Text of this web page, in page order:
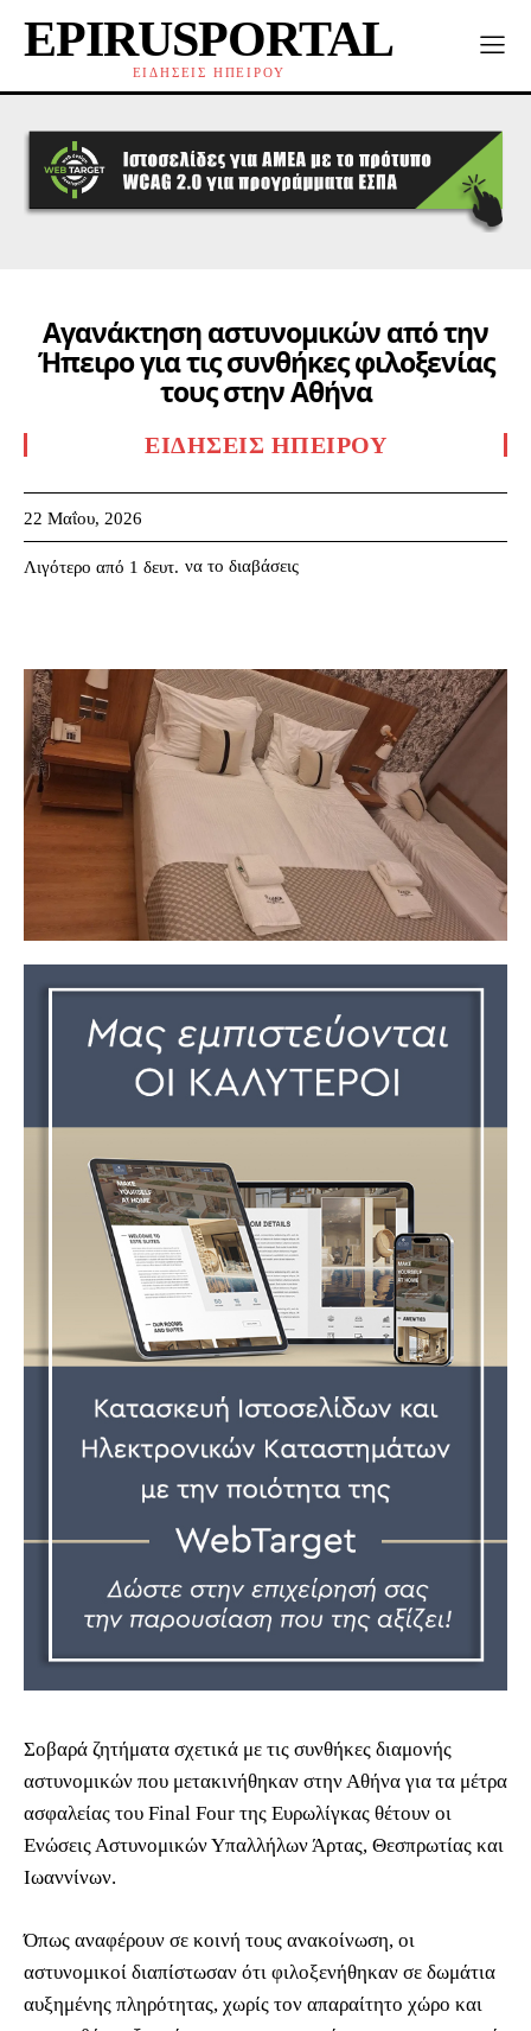
EPIRUSPORTAL
ΕΙΔΗΣΕΙΣ ΗΠΕΙΡΟΥ
Αγανάκτηση αστυνομικών από την
Ήπειρο για τις συνθήκες φιλοξενίας
τους στην Αθήνα
ΕΙΔΉΣΕΙΣ ΗΠΕΊΡΟΥ
22 Μαΐου, 2026
Λιγότερο από 1 δευτ. να το διαβάσεις
Σοβαρά ζητήματα σχετικά με τις συνθήκες διαμονής
αστυνομικών που μετακινήθηκαν στην Αθήνα για τα μέτρα
ασφαλείας του Final Four της Ευρωλίγκας θέτουν οι
Ενώσεις Αστυνομικών Υπαλλήλων Άρτας, Θεσπρωτίας και
Ιωαννίνων.
Όπως αναφέρουν σε κοινή τους ανακοίνωση, οι
αστυνομικοί διαπίστωσαν ότι φιλοξενήθηκαν σε δωμάτια
αυξημένης πληρότητας, χωρίς τον απαραίτητο χώρο και